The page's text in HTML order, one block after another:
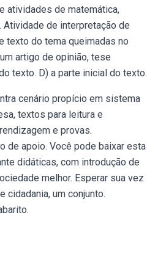
atividades de matemática,
de interpretação de
texto do tema queimadas no
artigo de opinião, tese
texto. D) a parte inicial do texto.
cenário propício em sistema
textos para leitura e
e provas.
de apoio. Você pode baixar esta
didáticas, com introdução de
melhor. Esperar sua vez
cidadania, um conjunto.